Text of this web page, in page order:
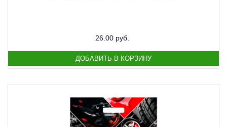
26.00 руб.